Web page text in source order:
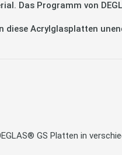
Das Programm von
Acrylglasplatten
GS Platten in